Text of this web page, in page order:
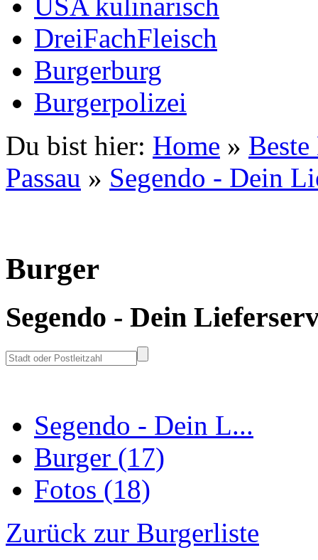
DreiFachFleisch
Burgerburg
Burgerpolizei
Du bist hier: Home »
Passau » Segendo - Dein
Burger
Segendo - Dein
Segendo - Dein L...
Burger (17)
Fotos (18)
Zurück zur Burgerliste